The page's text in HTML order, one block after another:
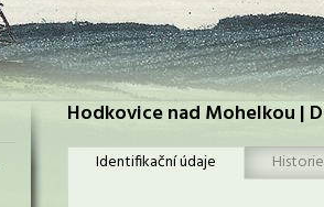
Hodkovice nad Mohelkou |
Identifikační údaje
Historie